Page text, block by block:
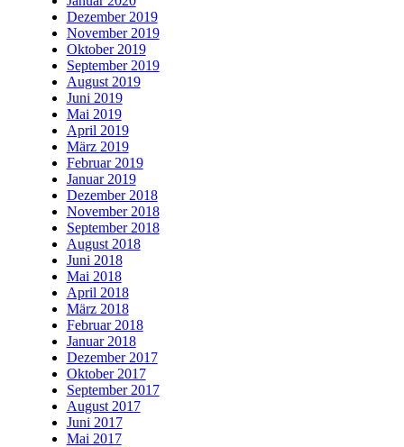
Dezember 2019
November 2019
Oktober 2019
September 2019
August 2019
Juni 2019
Mai 2019
April 2019
März 2019
Februar 2019
Januar 2019
Dezember 2018
November 2018
September 2018
August 2018
Juni 2018
Mai 2018
April 2018
März 2018
Februar 2018
Januar 2018
Dezember 2017
Oktober 2017
September 2017
August 2017
Juni 2017
Mai 2017